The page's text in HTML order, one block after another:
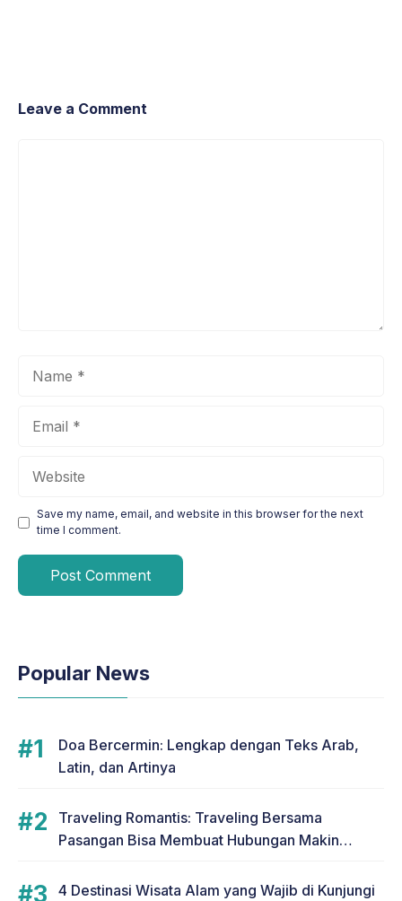
Leave a Comment
Save my name, email, and website in this browser for the next
time I comment.
Popular News
Doa Bercermin: Lengkap dengan Teks Arab,
Latin, dan Artinya
Traveling Romantis: Traveling Bersama
Pasangan Bisa Membuat Hubungan Makin
4 Destinasi Wisata Alam yang Wajib di Kunjungi